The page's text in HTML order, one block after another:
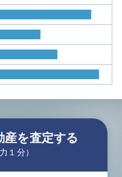
産を査定する
１分）